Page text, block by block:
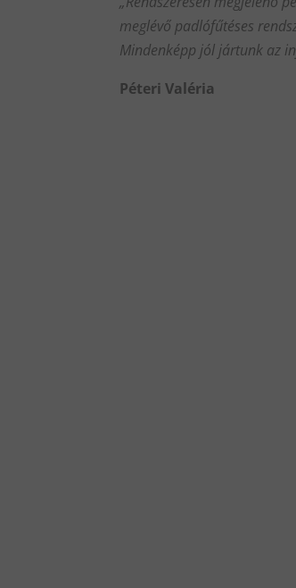
meglévő padlófűtéses
Mindenképp jól jártunk az
Péteri Valéria